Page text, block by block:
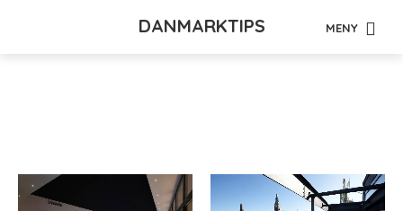
DANMARKTIPS MENY